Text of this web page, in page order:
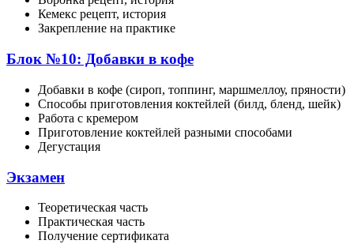
Кемекс рецепт, история
Закрепление на практике
Блок №10: Добавки в кофе
Добавки в кофе (сироп, топпинг, маршмеллоу, пряности)
Способы приготовления коктейлей (билд, бленд, шейк)
Работа с кремером
Приготовление коктейлей разными способами
Дегустация
Экзамен
Теоретическая часть
Практическая часть
Получение сертификата